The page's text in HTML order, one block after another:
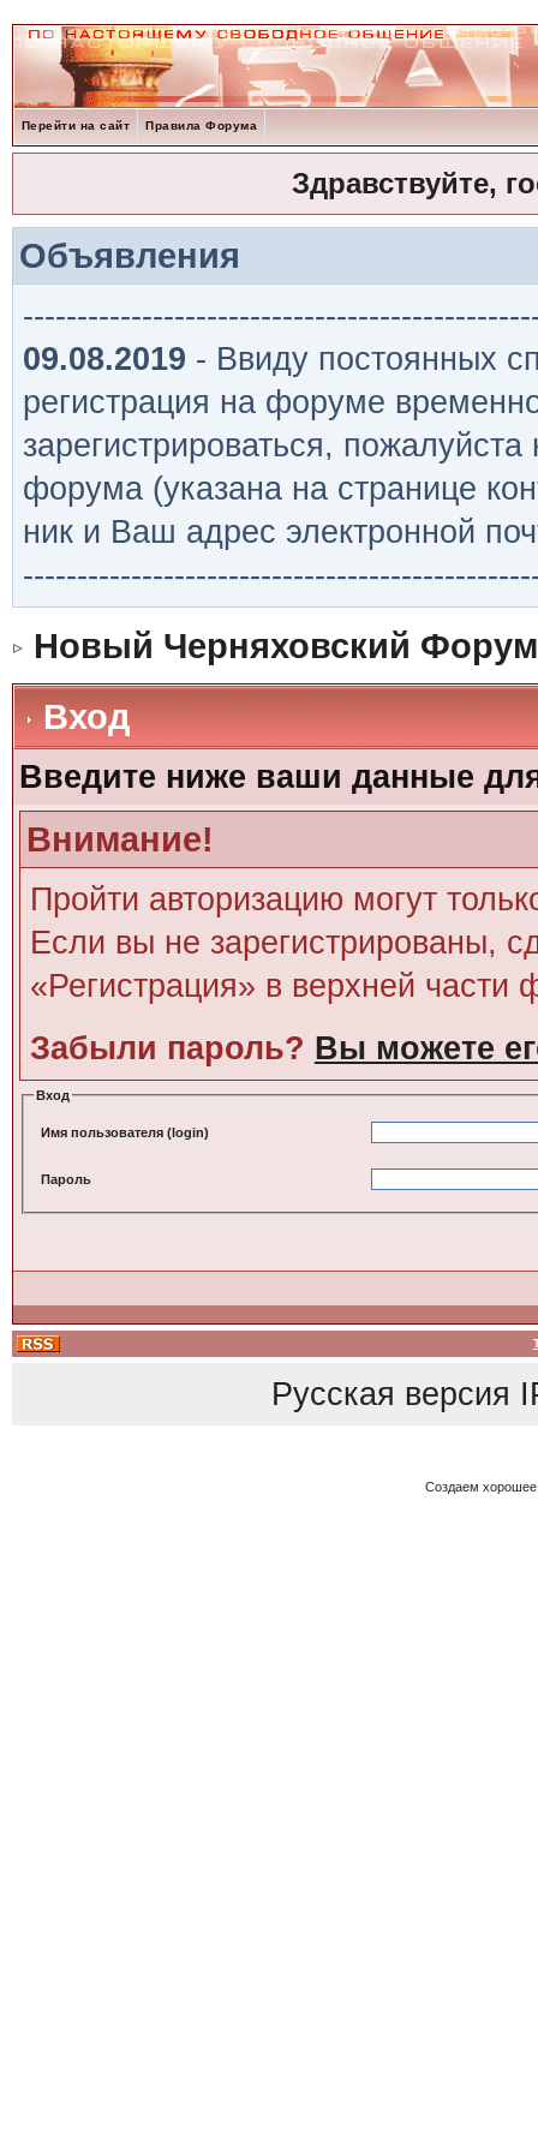
Перейти на сайт Правила Форума
Здравствуйте,
Объявления
09.08.2019 - Ввиду постоянных
регистрация на форуме
зарегистрироваться,
форума (указана на странице
ник и Ваш адрес электронной
Новый Черняховский Форум
Вход
Введите ниже ваши данные
Внимание!
Пройти авторизацию могут
Если вы не зарегистрированы,
«Регистрация» в верхней части
Забыли пароль? Вы можете
Вход
Имя пользователя (login)
Пароль
Русская версия
Создаем